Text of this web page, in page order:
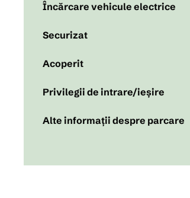
Încărcare vehicule electrice
Securizat
Acoperit
Privilegii de intrare/ieșire
Alte informații despre parcare